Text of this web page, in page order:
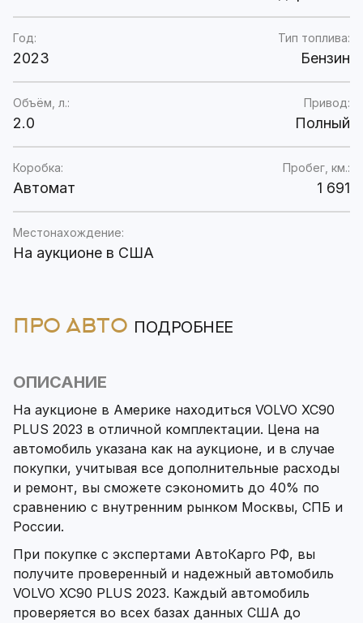
Год:
2023
Тип топлива:
Бензин
Объём, л.:
2.0
Привод:
Полный
Коробка:
Автомат
Пробег, км.:
1 691
Местонахождение:
На аукционе в США
ПРО АВТО ПОДРОБНЕЕ
ОПИСАНИЕ
На аукционе в Америке находиться VOLVO XC90
PLUS 2023 в отличной комплектации. Цена на
автомобиль указана как на аукционе, и в случае
покупки, учитывая все дополнительные расходы
и ремонт, вы сможете сэкономить до 40% по
сравнению с внутренним рынком Москвы, СПБ и
России.
При покупке с экспертами АвтоКарго РФ, вы
получите проверенный и надежный автомобиль
VOLVO XC90 PLUS 2023. Каждый автомобиль
проверяется во всех базах данных США до